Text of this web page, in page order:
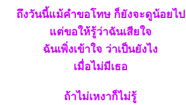
ถึงวันนี้แม้คำขอโทษ ก็ยังจะดูน้อยไป
ต่ขอให้รู้ว่าฉันเสียใจ
ฉันเพิ่งเข้าใจ ว่าเป็นยังไง
เมื่อไม่มีเธอ
ถ้าไม่เหงาก็ไม่รู้